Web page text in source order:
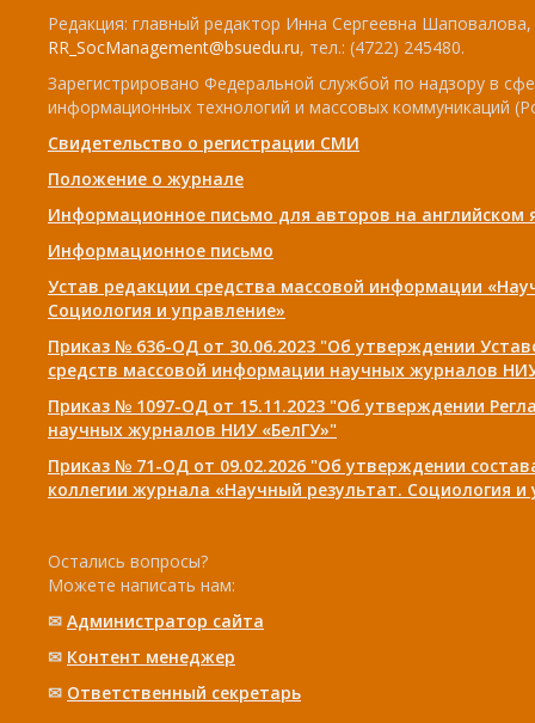
Редакция: главный редактор Инна Сергеевна
RR_SocManagement@bsuedu.ru, тел.: (4722) 245480.
Зарегистрировано Федеральной службой по надзору в
информационных технологий и массовых коммуникаций
Свидетельство о регистрации СМИ
Положение о журнале
Информационное письмо для авторов на английском
Информационное письмо
Устав редакции средства массовой информации
Социология и управление»
Приказ № 636-ОД от 30.06.2023 "Об утверждении
средств массовой информации научных журналов
Приказ № 1097-ОД от 15.11.2023 "Об утверждении
научных журналов НИУ «БелГУ»"
Приказ № 71-ОД от 09.02.2026 "Об утверждении
коллегии журнала «Научный результат. Социология и
Остались вопросы?
Можете написать нам:
✉ Администратор сайта
✉ Контент менеджер
✉ Ответственный cекретарь